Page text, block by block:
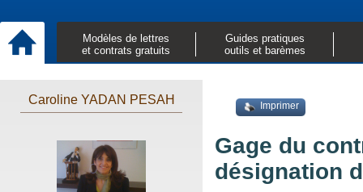
Modèles de lettres
et contrats gratuits
Guides pratiques
outils et barèmes
Caroline YADAN PESAH Imprimer
Gage du
désignation